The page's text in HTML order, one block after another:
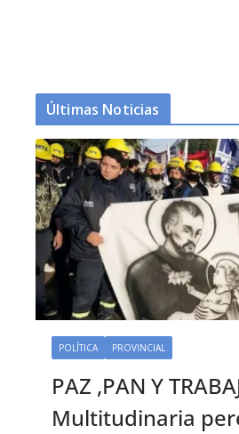
Últimas Noticias
POLÍTICA PROVINCIAL
PAZ ,PAN Y
Multitudinaria